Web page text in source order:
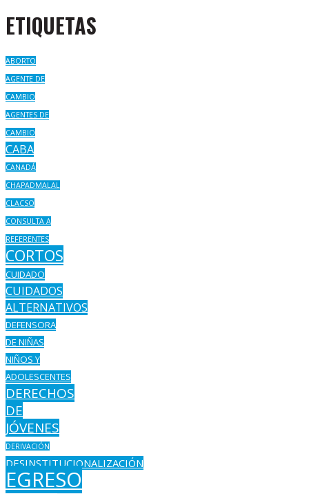
ETIQUETAS
ABORTO
AGENTE DE
CAMBIO
AGENTES DE
CAMBIO
CABA
CANADÁ
CHAPADMALAL
CLACSO
CONSULTA A
REFERENTES
CORTOS
CUIDADO
CUIDADOS
ALTERNATIVOS
DEFENSORA
DE NIÑAS
NIÑOS Y
ADOLESCENTES
DERECHOS
DE
JÓVENES
DERIVACIÓN
DESINSTITUCIONALIZACIÓN
EGRESO